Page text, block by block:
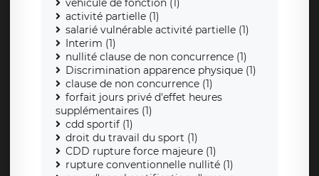
vehicule de fonction (1)
activité partielle (1)
salarié vulnérable activité partielle (1)
Interim (1)
nullité clause de non concurrence (1)
Discrimination apparence physique (1)
clause de non concurrence (1)
forfait jours privé d'effet heures
supplémentaires (1)
cdd sportif (1)
droit du travail du sport (1)
CDD rupture force majeure (1)
rupture conventionnelle nullité (1)